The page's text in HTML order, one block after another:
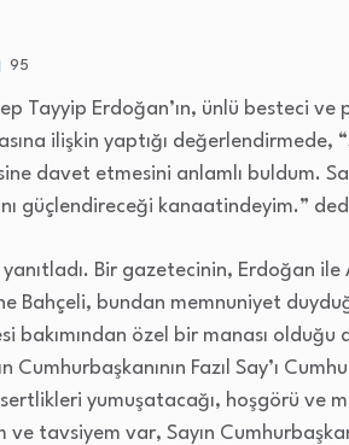
95
Tayyip Erdoğan’ın, ünlü besteci ve
ilişkin yaptığı değerlendirmede,
davet etmesini anlamlı buldum.
güçlendireceği kanaatindeyim.”
Bir gazetecinin, Erdoğan ile
Bahçeli, bundan memnuniyet
bakımından özel bir manası olduğu
Fazıl Say’ı
yumuşatacağı, hoşgörü ve
tavsiyem var, Sayın